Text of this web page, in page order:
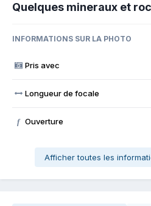
Quelques mineraux et
INFORMATIONS SUR LA PHOTO
Pris avec
Longueur de focale
f Ouverture
Afficher toutes les